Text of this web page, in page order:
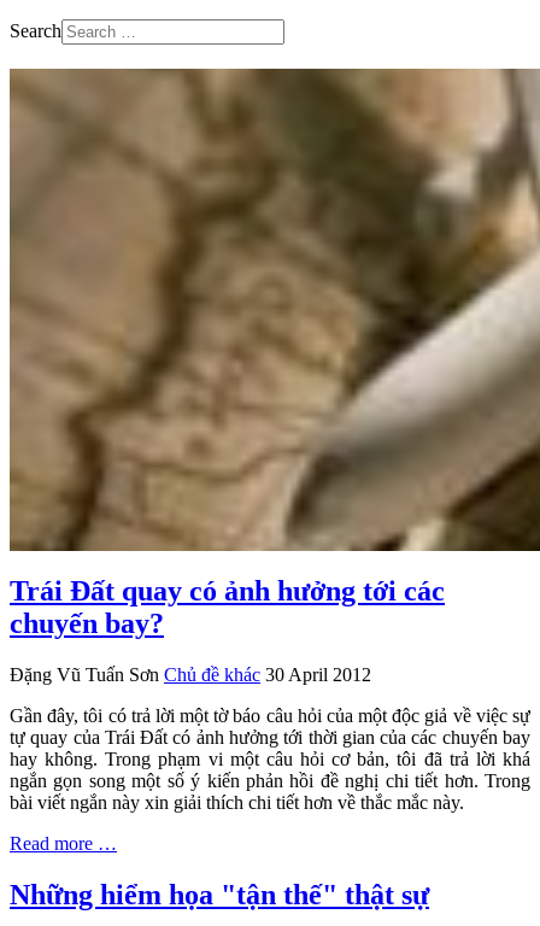
Search
Trái Đất quay có ảnh hưởng tới các
chuyến bay?
Đặng Vũ Tuấn Sơn Chủ đề khác 30 April 2012
Gần đây, tôi có trả lời một tờ báo câu hỏi của một độc giả về việc sự
tự quay của Trái Đất có ảnh hưởng tới thời gian của các chuyến bay
hay không. Trong phạm vi một câu hỏi cơ bản, tôi đã trả lời khá
ngắn gọn song một số ý kiến phản hồi đề nghị chi tiết hơn. Trong
bài viết ngắn này xin giải thích chi tiết hơn về thắc mắc này.
Read more …
Những hiểm họa "tận thế" thật sự